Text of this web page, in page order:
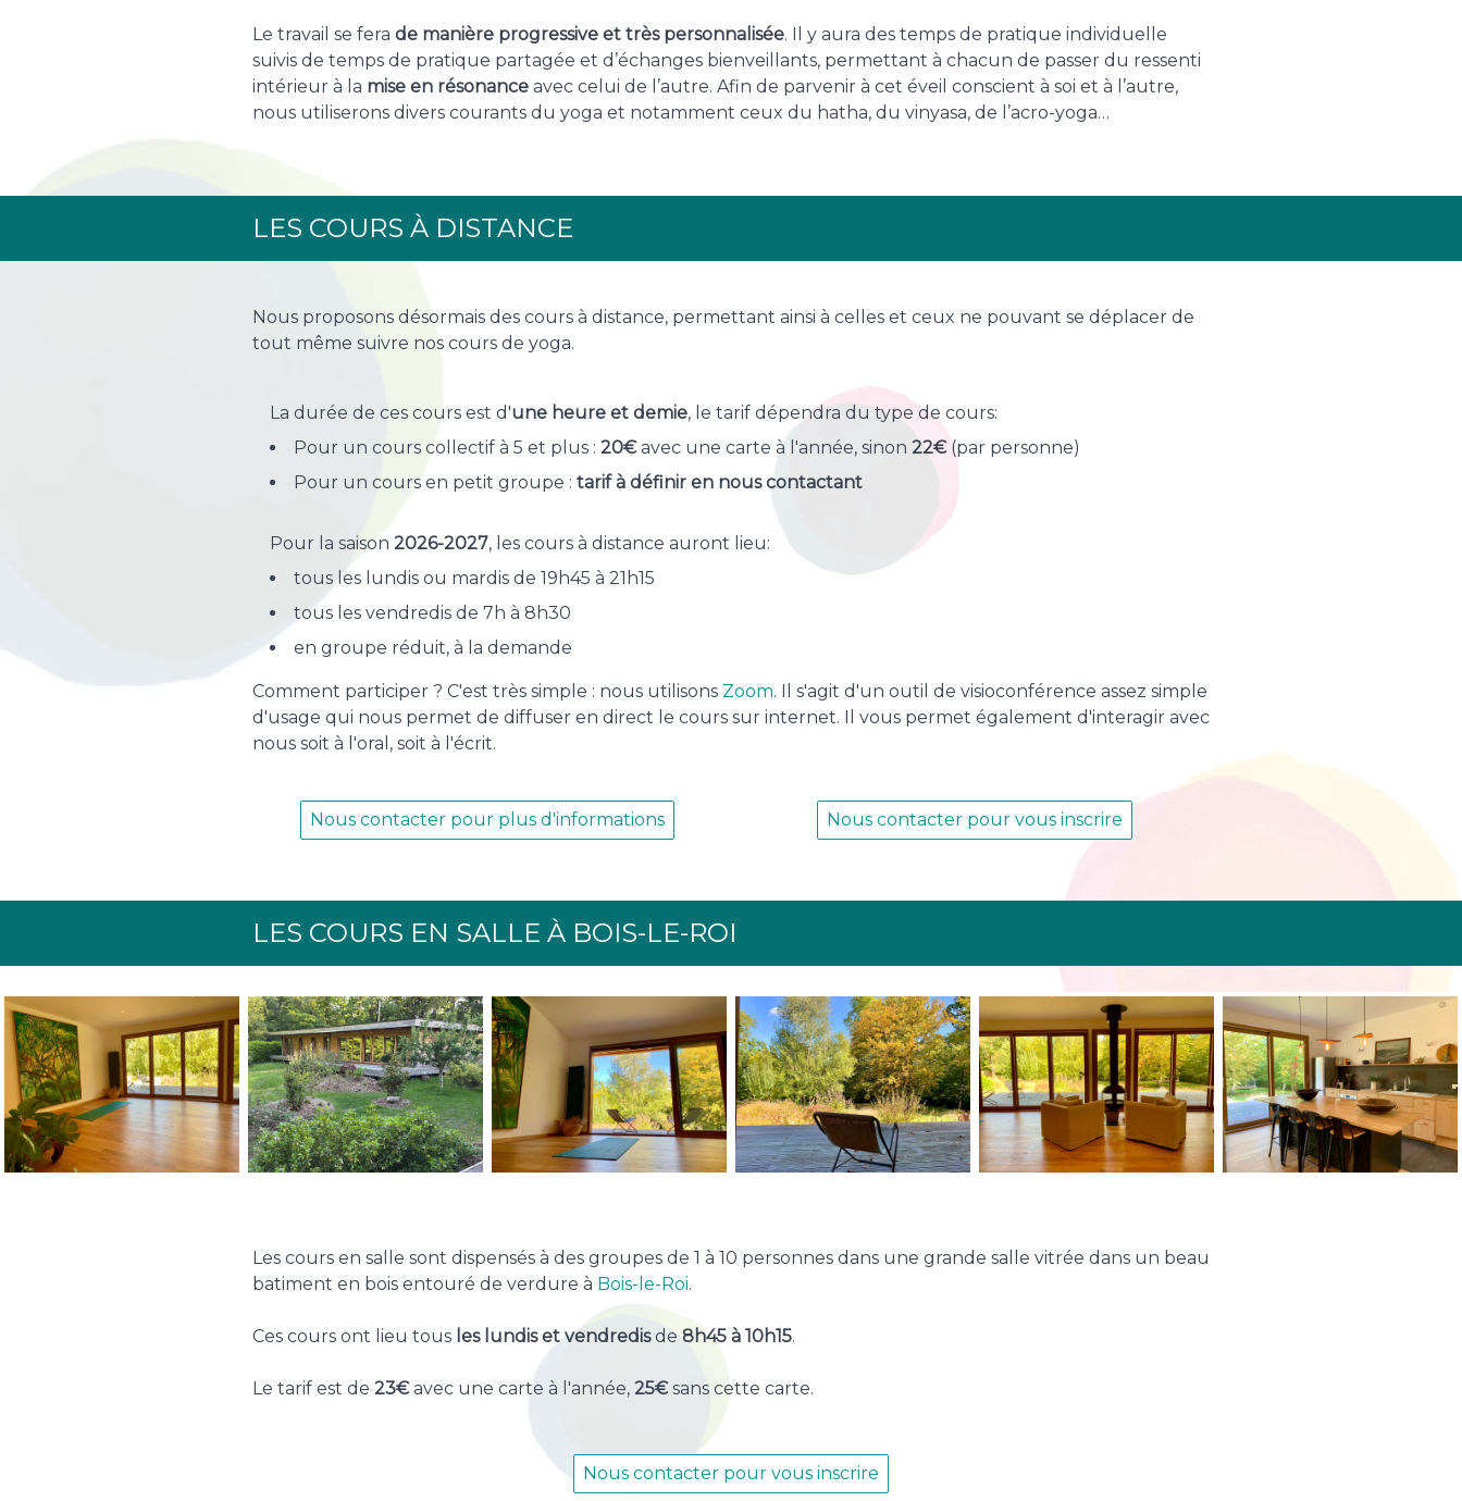
Le travail se fera de manière progressive et très personnalisée. Il y aura des temps de pratique individuelle
suivis de temps de pratique partagée et d’échanges bienveillants, permettant à chacun de passer du ressenti
intérieur à la mise en résonance avec celui de l’autre. Afin de parvenir à cet éveil conscient à soi et à l’autre,
nous utiliserons divers courants du yoga et notamment ceux du hatha, du vinyasa, de l’acro-yoga…
LES COURS À DISTANCE
Nous proposons désormais des cours à distance, permettant ainsi à celles et ceux ne pouvant se déplacer de
tout même suivre nos cours de yoga.
La durée de ces cours est d'une heure et demie, le tarif dépendra du type de cours:
Pour un cours collectif à 5 et plus : 20€avec une carte à l'année, sinon 22€(par personne)
Pour un cours en petit groupe : tarif à définir en nous contactant
Pour la saison 2026-2027, les cours à distance auront lieu:
tous les lundis ou mardis de 19h45 à 21h15
tous les vendredis de 7h à 8h30
en groupe réduit, à la demande
Comment participer ? C'est très simple : nous utilisons Zoom. Il s'agit d'un outil de visioconférence assez simple
d'usage qui nous permet de diffuser en direct le cours sur internet. Il vous permet également d'interagir avec
nous soit à l'oral, soit à l'écrit.
Nous contacter pour plus d'informations Nous contacter pour vous inscrire
LES COURS EN SALLE À BOIS-LE-ROI
Les cours en salle sont dispensés à des groupes de 1 à 10 personnes dans une grande salle vitrée dans un beau
batiment en bois entouré de verdure à Bois-le-Roi.
Ces cours ont lieu tous les lundis et vendredisde 8h45 à 10h15.
Le tarif est de 23€avec une carte à l'année, 25€sans cette carte.
Nous contacter pour vous inscrire